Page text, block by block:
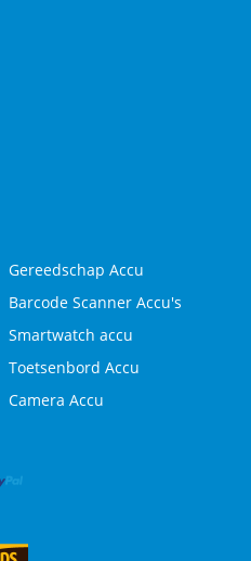
Gereedschap Accu
Barcode Scanner Accu's
Smartwatch accu
Toetsenbord Accu
Camera Accu